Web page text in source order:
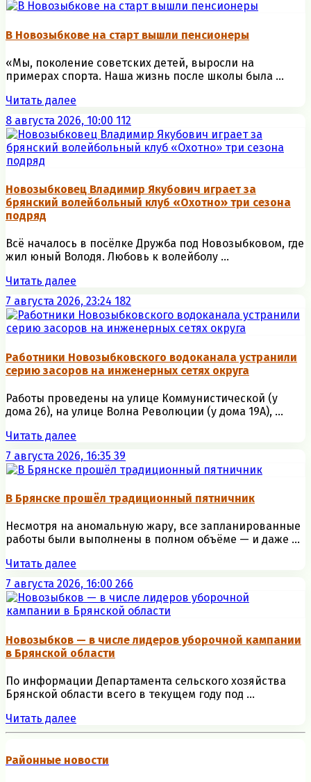
В Новозыбкове на старт вышли пенсионеры
«Мы, поколение советских детей, выросли на
примерах спорта. Наша жизнь после школы была ...
Читать далее
8 августа 2026, 10:00 112
Новозыбковец Владимир Якубович играет за
брянский волейбольный клуб «Охотно» три сезона
подряд
Всё началось в посёлке Дружба под Новозыбковом, где
жил юный Володя. Любовь к волейболу ...
Читать далее
7 августа 2026, 23:24 182
Работники Новозыбковского водоканала устранили
серию засоров на инженерных сетях округа
Работы проведены на улице Коммунистической (у
дома 26), на улице Волна Революции (у дома 19А), ...
Читать далее
7 августа 2026, 16:35 39
В Брянске прошёл традиционный пятничник
Несмотря на аномальную жару, все запланированные
работы были выполнены в полном объёме — и даже ...
Читать далее
7 августа 2026, 16:00 266
Новозыбков — в числе лидеров уборочной кампании
в Брянской области
По информации Департамента сельского хозяйства
Брянской области всего в текущем году под ...
Читать далее
Районные новости